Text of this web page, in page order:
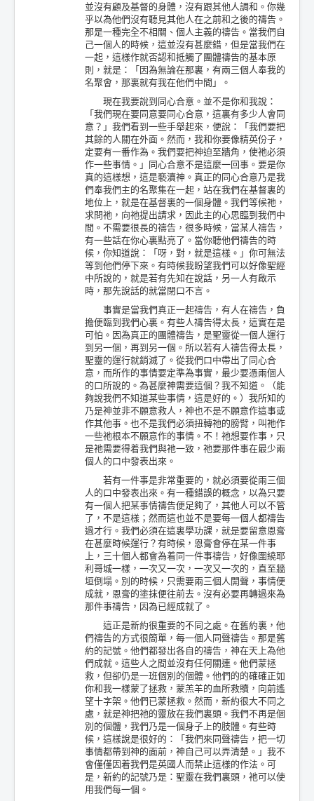
並沒有顧及基督的身體，沒有跟其他人調和。你幾
乎以為他們沒有聽見其他人在之前和之後的禱告。
那是一種完全不相關、個人主義的禱告。當我們自
己一個人的時候，這並沒有甚麼錯，但是當我們在
一起，這樣作就否認和抵觸了團體禱告的基本原
則，就是：「因為無論在那裏，有兩三個人奉我的
名聚會，那裏就有我在他們中間」。
現在我要說到同心合意。並不是你和我說：
「我們現在要同意要同心合意，這裏有多少人會同
意？」我們看到一些手舉起來，便說：「我們要把
其餘的人關在外面。然而，我和你要像精英份子，
定要有一番作為。我們要把神迫至牆角，使祂必須
作一些事情。」同心合意不是這麼一回事。要是你
真的這樣想，這是褻瀆神。真正的同心合意乃是我
們奉我們主的名聚集在一起，站在我們在基督裏的
地位上，就是在基督裏的一個身體。我們等候祂，
求問祂，向祂提出請求，因此主的心思臨到我們中
間。不需要很長的禱告，很多時候，當某人禱告，
有一些話在你心裏點亮了。當你聽他們禱告的時
候，你知道說：「呀，對，就是這樣。」你可無法
等到他們停下來。有時候我盼望我們可以好像聖經
中所說的，就是若有先知在說話，另一人有啟示
時，那先說話的就當閉口不言。
事實是當我們真正一起禱告，有人在禱告，負
擔便臨到我們心裏。有些人禱告得太長，這實在是
可怕。因為真正的團體禱告，是聖靈從一個人運行
到另一個，再到另一個。所以若有人禱告得太長，
聖靈的運行就銷滅了。從我們口中帶出了同心合
意，而所作的事情要定準為事實，最少要憑兩個人
的口所說的。為甚麼神需要這個？我不知道。（能
夠說我們不知道某些事情，這是好的。）我所知的
乃是神並非不願意救人，神也不是不願意作這事或
作其他事。也不是我們必須扭轉祂的膀臂，叫祂作
一些祂根本不願意作的事情。不！祂想要作事，只
是祂需要得着我們與祂一致，祂要那件事在最少兩
個人的口中發表出來。
若有一件事是非常重要的，就必須要從兩三個
人的口中發表出來。有一種錯誤的概念，以為只要
有一個人把某事情禱告便足夠了，其他人可以不管
了，不是這樣；然而這也並不是要每一個人都禱告
過才行。我們必須在這裏學功課，就是要留意恩膏
在甚麼時候運行？有時候，恩膏會停在某一件事
上，三十個人都會為着同一件事禱告，好像圍繞耶
利哥城一樣，一次又一次，一次又一次的，直至牆
垣倒塌。別的時候，只需要兩三個人開聲，事情便
成就，恩膏的塗抹便往前去。沒有必要再轉過來為
那件事禱告，因為已經成就了。
這正是新約很重要的不同之處。在舊約裏，他
們禱告的方式很簡單，每一個人同聲禱告。那是舊
約的記號。他們都發出各自的禱告，神在天上為他
們成就。這些人之間並沒有任何關連。他們蒙拯
救，但卻仍是一班個別的個體。他們的的確確正如
你和我一樣蒙了拯救，蒙羔羊的血所救贖，向前遙
望十字架。他們已蒙拯救。然而，新約很大不同之
處，就是神把祂的靈放在我們裏頭。我們不再是個
別的個體，我們乃是一個身子上的肢體。有些時
候，這樣說是很好的：「我們來同聲禱告，把一切
事情都帶到神的面前，神自己可以弄清楚。」我不
會僅僅因着我們是英國人而禁止這樣的作法。可
是，新約的記號乃是：聖靈在我們裏頭，祂可以使
用我們每一個。